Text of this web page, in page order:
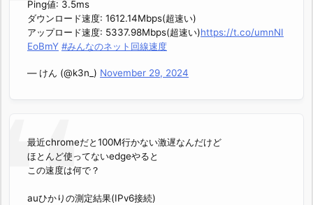
Ping値: 3.5ms
ダウンロード速度: 1612.14Mbps(超速い)
アップロード速度: 5337.98Mbps(超速い)https://t.co/umnNI
EoBmY #みんなのネット回線速度
— けん (@k3n_) November 29, 2024
最近chromeだと100M行かない激遅なんだけど
ほとんど使ってないedgeやると
この速度は何で？
auひかりの測定結果(IPv6接続)